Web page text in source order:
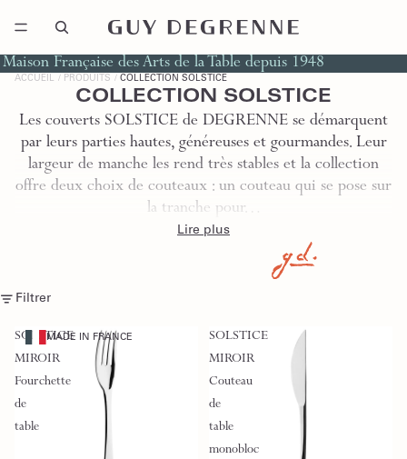
Maison Française des Arts de la Table depuis 1948
ACCUEIL PRODUITS COLLECTION SOLSTICE
COLLECTION SOLSTICE
Les couverts SOLSTICE de DEGRENNE se démarquent
par leurs parties hautes, généreuses et gourmandes. Leur
largeur de manche les rend très stables et la collection
offre deux choix de couteaux : un couteau qui se pose sur
la tranche pour…
Lire plus
Filtrer
SOLSTICE
MIROIR
Fourchette
de
table
MADE IN FRANCE
SOLSTICE
MIROIR
Couteau
de
table
monobloc